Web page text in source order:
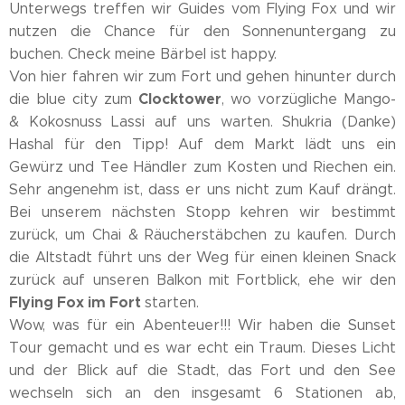
Unterwegs treffen wir Guides vom Flying Fox und wir
nutzen die Chance für den Sonnenuntergang zu
buchen. Check meine Bärbel ist happy.
Von hier fahren wir zum Fort und gehen hinunter durch
die blue city zum Clocktower, wo vorzügliche Mango-
& Kokosnuss Lassi auf uns warten. Shukria (Danke)
Hashal für den Tipp! Auf dem Markt lädt uns ein
Gewürz und Tee Händler zum Kosten und Riechen ein.
Sehr angenehm ist, dass er uns nicht zum Kauf drängt.
Bei unserem nächsten Stopp kehren wir bestimmt
zurück, um Chai & Räucherstäbchen zu kaufen. Durch
die Altstadt führt uns der Weg für einen kleinen Snack
zurück auf unseren Balkon mit Fortblick, ehe wir den
Flying Fox im Fort starten.
Wow, was für ein Abenteuer!!! Wir haben die Sunset
Tour gemacht und es war echt ein Traum. Dieses Licht
und der Blick auf die Stadt, das Fort und den See
wechseln sich an den insgesamt 6 Stationen ab,